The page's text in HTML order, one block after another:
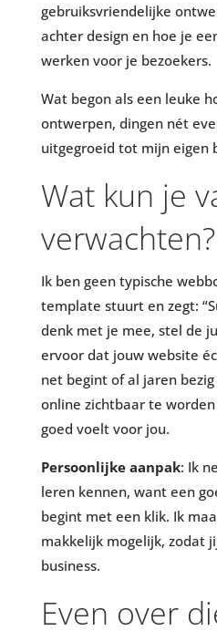
gebruiksvriendelijke
achter design en hoe je
werken voor je bezoekers.
Wat begon als een leuke
ontwerpen, dingen nét
uitgegroeid tot mijn eigen
Wat kun je
verwachten?
Ik ben geen typische
template stuurt en zegt:
denk met je mee, stel de
ervoor dat jouw website
net begint of al jaren
online zichtbaar te
goed voelt voor jou.
Persoonlijke aanpak: Ik
leren kennen, want een
begint met een klik. Ik
makkelijk mogelijk, zodat
business.
Even over